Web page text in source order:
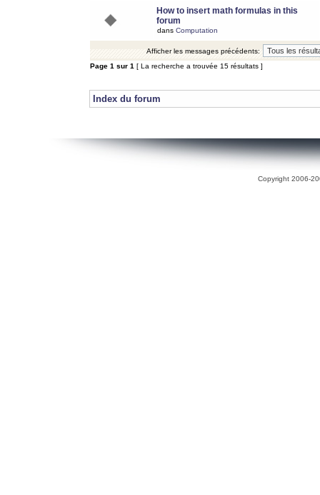
How to insert math formulas in this
forum
dans Computation
Afficher les messages précédents:
Page 1 sur 1 [ La recherche a trouvée 15 résultats ]
Index du forum
Copyright 2006-